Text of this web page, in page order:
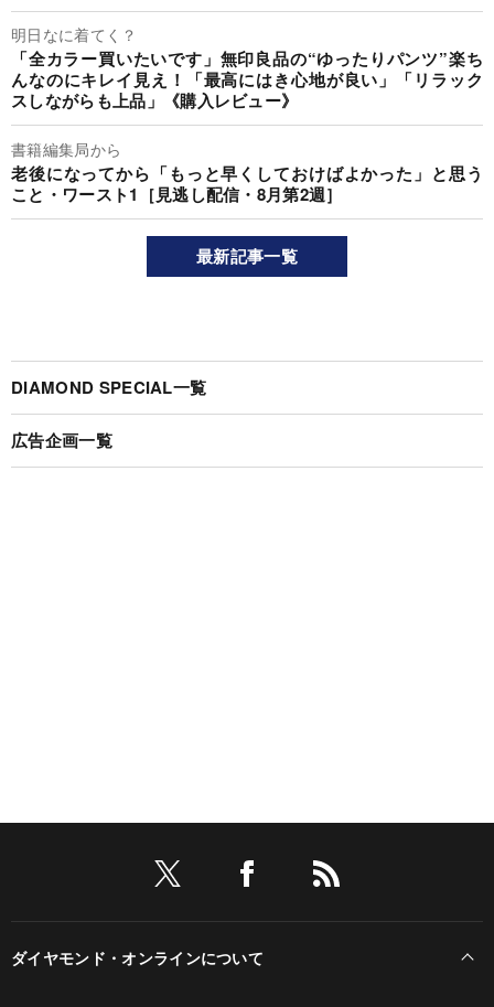
明日なに着てく？
「全カラー買いたいです」無印良品の“ゆったりパンツ”楽ち
んなのにキレイ見え！「最高にはき心地が良い」「リラック
スしながらも上品」《購入レビュー》
書籍編集局から
老後になってから「もっと早くしておけばよかった」と思う
こと・ワースト1［見逃し配信・8月第2週］
最新記事一覧
DIAMOND SPECIAL一覧
広告企画一覧
ダイヤモンド・オンラインについて